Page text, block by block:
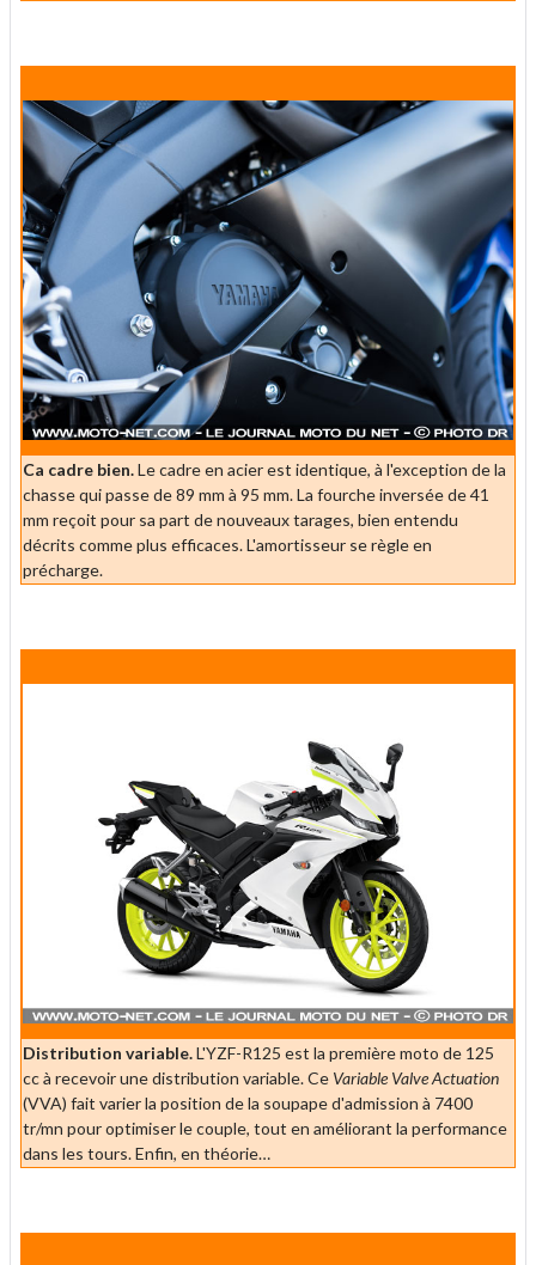
Ca cadre bien.Le cadre en acier est identique, à l'exception de la
chasse qui passe de 89 mm à 95 mm. La fourche inversée de 41
mm reçoit pour sa part de nouveaux tarages, bien entendu
décrits comme plus efficaces. L'amortisseur se règle en
précharge.
Distribution variable.L'YZF-R125 est la première moto de 125
cc à recevoir une distribution variable. Ce Variable Valve Actuation
(VVA) fait varier la position de la soupape d'admission à 7400
tr/mn pour optimiser le couple, tout en améliorant la performance
dans les tours. Enfin, en théorie…